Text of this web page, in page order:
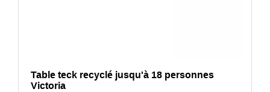
Table teck recyclé jusqu'à 18 personnes
Victoria